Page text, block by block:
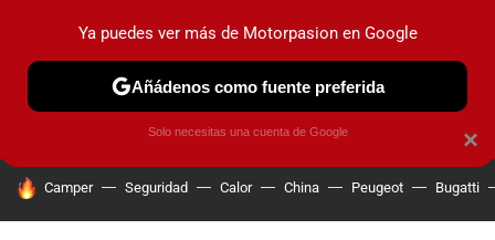
PRUEBAS COCHES ELÉCTRICOS OBSERVATORIO
HOY SE HABLA DE
Camper Seguridad Calor China Peugeot Bugatti
×
Ya puedes ver más de Motorpasion en Google
Añádenos como fuente preferida
Solo necesitas una cuenta de Google